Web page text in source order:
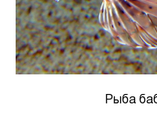
Рыба